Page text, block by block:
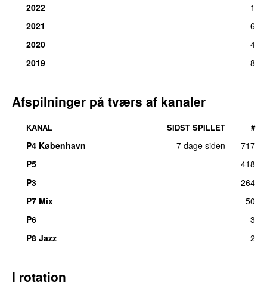
2022
1
2021
6
2020
4
2019
8
Afspilninger på tværs af kanaler
KANAL SIDST SPILLET #
P4 København 7 dage siden
717
P5
418
P3
264
P7 Mix
50
P6
3
P8 Jazz
2
I rotation